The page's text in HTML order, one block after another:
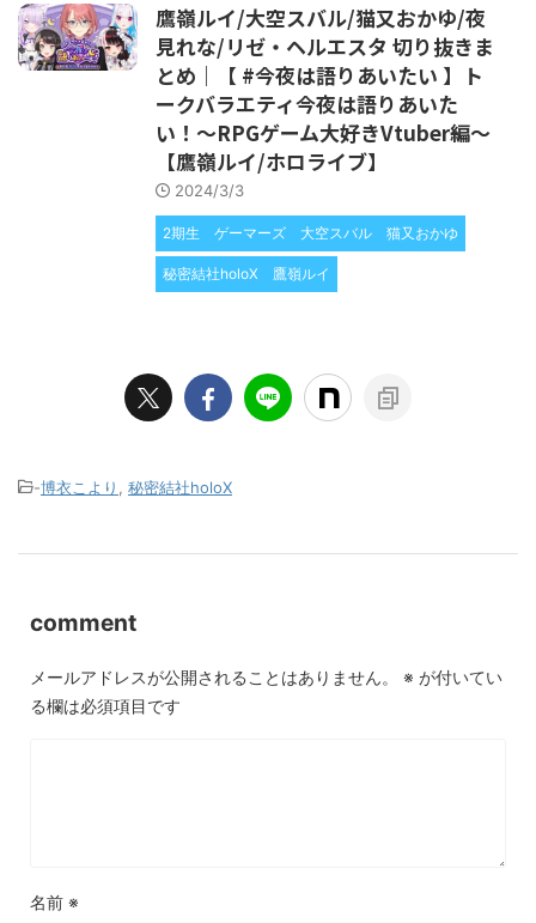
鷹嶺ルイ/大空スバル/猫又おかゆ/夜
見れな/リゼ・ヘルエスタ 切り抜きま
とめ｜【 #今夜は語りあいたい 】ト
ークバラエティ今夜は語りあいた
い！～RPGゲーム大好きVtuber編～
【鷹嶺ルイ/ホロライブ】
2024/3/3
2期生 ゲーマーズ 大空スバル 猫又おかゆ
秘密結社holoX 鷹嶺ルイ
-博衣こより 秘密結社holoX
comment
メールアドレスが公開されることはありません。 ※ が付いてい
る欄は必須項目です
名前 ※